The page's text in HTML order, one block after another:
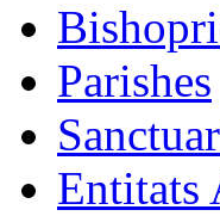
Parishes
Entitats